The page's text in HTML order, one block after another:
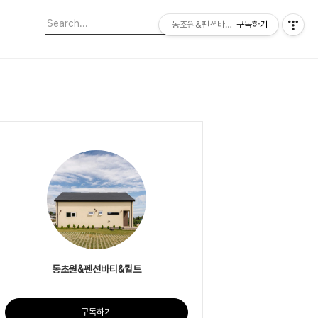
동초원&펜션바티&퀼트
구독하기
동초원&펜션바티&퀼트
구독하기